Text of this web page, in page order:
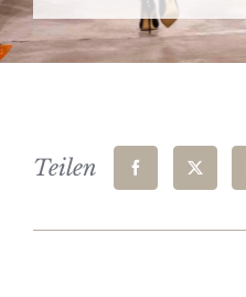
Teilen